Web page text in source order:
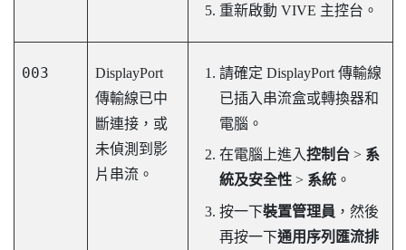
重新啟動 VIVE 主控台 。
003
DisplayPort
傳輸線已中
斷連接，或
未偵測到影
片串流。
請確定 DisplayPort傳輸線
已插入串流盒或轉換器和
電腦。
在電腦上進入控制台> 系
統及安全性> 系統。
按一下裝置管理員 ，然後
再按一下通用序列匯流排